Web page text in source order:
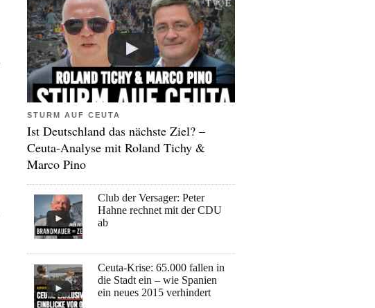
STURM AUF CEUTA
Ist Deutschland das nächste Ziel? –
Ceuta-Analyse mit Roland Tichy &
Marco Pino
Club der Versager: Peter
Hahne rechnet mit der CDU
ab
Ceuta-Krise: 65.000 fallen in
die Stadt ein – wie Spanien
ein neues 2015 verhindert